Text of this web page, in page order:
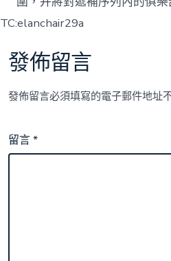
TC:elanchair29a
發佈留言
發佈留言必須填寫的電子郵件地址
留言*